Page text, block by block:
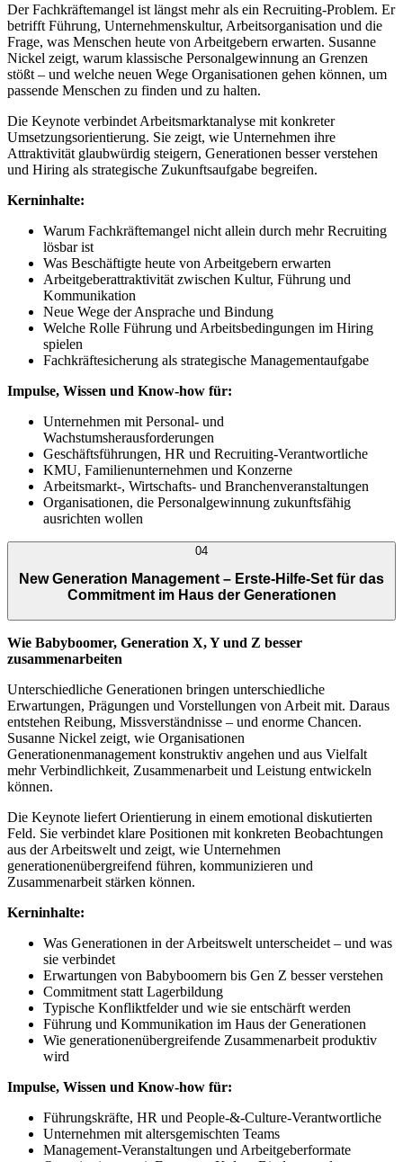
Der Fachkräftemangel ist längst mehr als ein Recruiting-Problem. Er
betrifft Führung, Unternehmenskultur, Arbeitsorganisation und die
Frage, was Menschen heute von Arbeitgebern erwarten. Susanne
Nickel zeigt, warum klassische Personalgewinnung an Grenzen
stößt – und welche neuen Wege Organisationen gehen können, um
passende Menschen zu finden und zu halten.
Die Keynote verbindet Arbeitsmarktanalyse mit konkreter
Umsetzungsorientierung. Sie zeigt, wie Unternehmen ihre
Attraktivität glaubwürdig steigern, Generationen besser verstehen
und Hiring als strategische Zukunftsaufgabe begreifen.
Kerninhalte:
Warum Fachkräftemangel nicht allein durch mehr Recruiting
lösbar ist
Was Beschäftigte heute von Arbeitgebern erwarten
Arbeitgeberattraktivität zwischen Kultur, Führung und
Kommunikation
Neue Wege der Ansprache und Bindung
Welche Rolle Führung und Arbeitsbedingungen im Hiring
spielen
Fachkräftesicherung als strategische Managementaufgabe
Impulse, Wissen und Know-how für:
Unternehmen mit Personal- und
Wachstumsherausforderungen
Geschäftsführungen, HR und Recruiting-Verantwortliche
KMU, Familienunternehmen und Konzerne
Arbeitsmarkt-, Wirtschafts- und Branchenveranstaltungen
Organisationen, die Personalgewinnung zukunftsfähig
ausrichten wollen
04
New Generation Management – Erste-Hilfe-Set für das
Commitment im Haus der Generationen
Wie Babyboomer, Generation X, Y und Z besser
zusammenarbeiten
Unterschiedliche Generationen bringen unterschiedliche
Erwartungen, Prägungen und Vorstellungen von Arbeit mit. Daraus
entstehen Reibung, Missverständnisse – und enorme Chancen.
Susanne Nickel zeigt, wie Organisationen
Generationenmanagement konstruktiv angehen und aus Vielfalt
mehr Verbindlichkeit, Zusammenarbeit und Leistung entwickeln
können.
Die Keynote liefert Orientierung in einem emotional diskutierten
Feld. Sie verbindet klare Positionen mit konkreten Beobachtungen
aus der Arbeitswelt und zeigt, wie Unternehmen
generationenübergreifend führen, kommunizieren und
Zusammenarbeit stärken können.
Kerninhalte:
Was Generationen in der Arbeitswelt unterscheidet – und was
sie verbindet
Erwartungen von Babyboomern bis Gen Z besser verstehen
Commitment statt Lagerbildung
Typische Konfliktfelder und wie sie entschärft werden
Führung und Kommunikation im Haus der Generationen
Wie generationenübergreifende Zusammenarbeit produktiv
wird
Impulse, Wissen und Know-how für:
Führungskräfte, HR und People-&-Culture-Verantwortliche
Unternehmen mit altersgemischten Teams
Management-Veranstaltungen und Arbeitgeberformate